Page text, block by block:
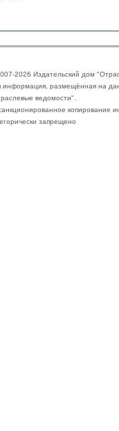
2026 Издательский дом
информация, размещённая на
ведомости".
копирование
запрещено